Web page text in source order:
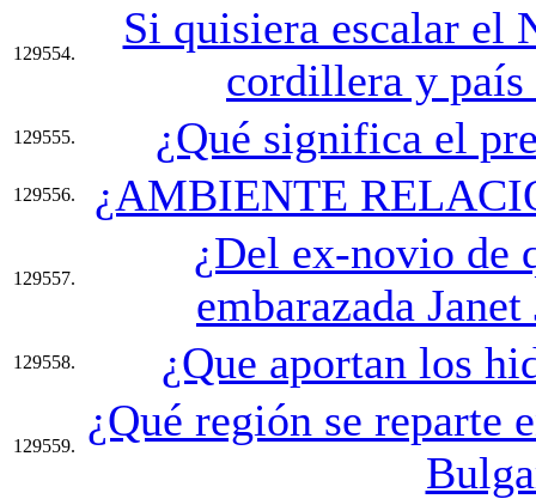
129554.
Si quisiera escalar el
cordillera y
129555. ¿Qué significa el
129556. ¿AMBIENTE
129557.
¿Del ex-novio de
embarazada
129558. ¿Que aportan los
129559.
¿Qué región se reparte